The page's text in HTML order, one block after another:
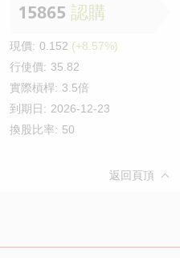
15865 認購
現價: 0.152 (+8.57%)
行使價: 35.82
實際槓桿: 3.5倍
到期日: 2026-12-23
換股比率: 50
返回頁頂